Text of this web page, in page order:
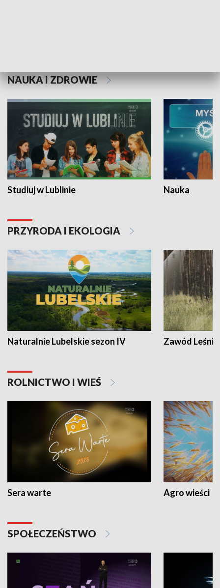
NAUKA I ZDROWIE
Studiuj w Lublinie Nauka
PRZYRODA I EKOLOGIA
Naturalnie Lubelskie sezon IV Zawód Leśnik
ROLNICTWO I WIEŚ
Sera warte Agro wieści
SPOŁECZEŃSTWO